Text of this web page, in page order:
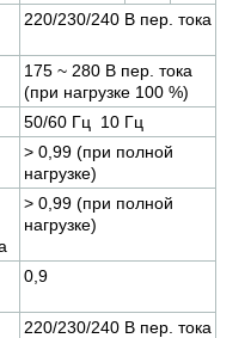
220/230/240 В пер. тока
175 ~ 280 В пер. тока
(при нагрузке 100 %)
50/60 Гц 10 Гц
> 0,99 (при полной
нагрузке)
> 0,99 (при полной
нагрузке)
0,9
220/230/240 В пер. тока